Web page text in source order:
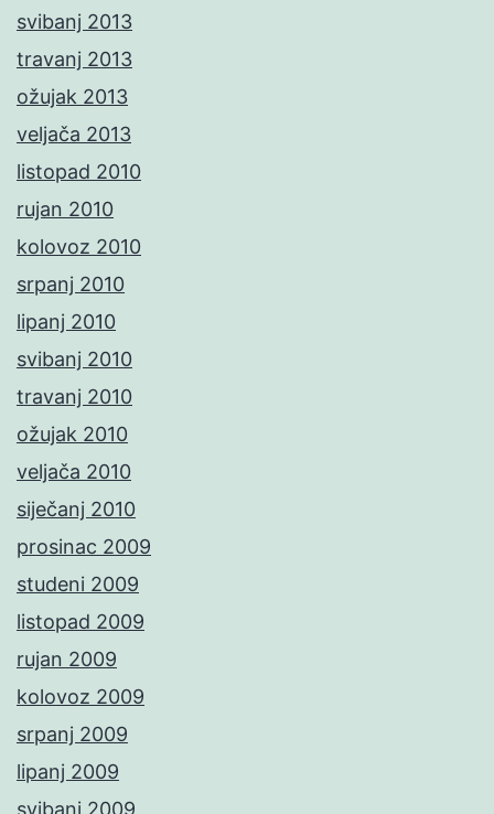
svibanj 2013
travanj 2013
ožujak 2013
veljača 2013
listopad 2010
rujan 2010
kolovoz 2010
srpanj 2010
lipanj 2010
svibanj 2010
travanj 2010
ožujak 2010
veljača 2010
siječanj 2010
prosinac 2009
studeni 2009
listopad 2009
rujan 2009
kolovoz 2009
srpanj 2009
lipanj 2009